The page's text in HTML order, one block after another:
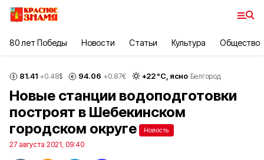
80 лет Победы Новости Статьи Культура Общество
81.41 +0.48$ 94.06 +0.87€ +22°С, ясно Белгород
Новые станции водоподготовки
построят в Шебекинском
городском округе
Новость
27 августа 2021, 09:40